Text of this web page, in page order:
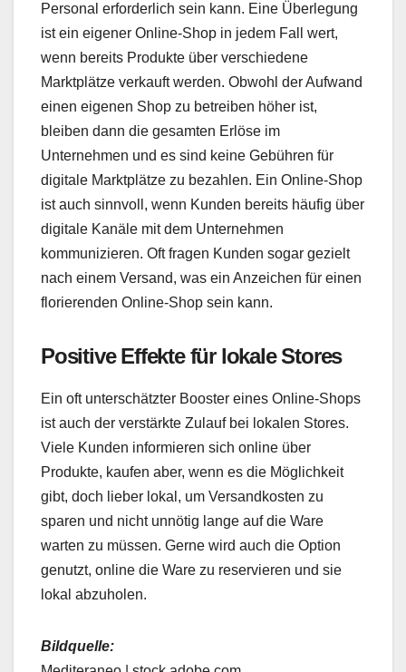
Personal erforderlich sein kann. Eine Überlegung
ist ein eigener Online-Shop in jedem Fall wert,
wenn bereits Produkte über verschiedene
Marktplätze verkauft werden. Obwohl der Aufwand
einen eigenen Shop zu betreiben höher ist,
bleiben dann die gesamten Erlöse im
Unternehmen und es sind keine Gebühren für
digitale Marktplätze zu bezahlen. Ein Online-Shop
ist auch sinnvoll, wenn Kunden bereits häufig über
digitale Kanäle mit dem Unternehmen
kommunizieren. Oft fragen Kunden sogar gezielt
nach einem Versand, was ein Anzeichen für einen
florierenden Online-Shop sein kann.
Positive Effekte für lokale Stores
Ein oft unterschätzter Booster eines Online-Shops
ist auch der verstärkte Zulauf bei lokalen Stores.
Viele Kunden informieren sich online über
Produkte, kaufen aber, wenn es die Möglichkeit
gibt, doch lieber lokal, um Versandkosten zu
sparen und nicht unnötig lange auf die Ware
warten zu müssen. Gerne wird auch die Option
genutzt, online die Ware zu reservieren und sie
lokal abzuholen.
Bildquelle: